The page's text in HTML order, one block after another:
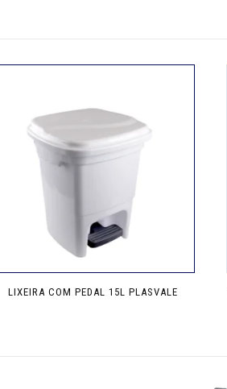
LIXEIRA COM PEDAL 15L PLASVALE